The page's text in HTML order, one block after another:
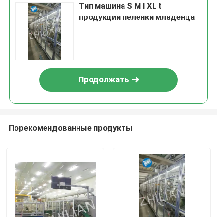
Тип машина S M l XL t
продукции пеленки младенца
Продолжать
Порекомендованные продукты